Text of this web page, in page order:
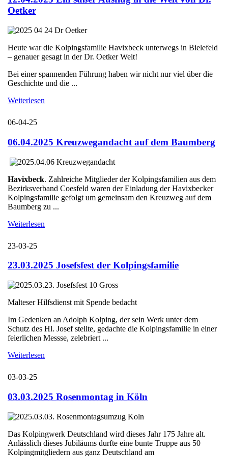
Oetker
Heute war die Kolpingsfamilie Havixbeck unterwegs in Bielefeld
– genauer gesagt in der Dr. Oetker Welt!
Bei einer spannenden Führung haben wir nicht nur viel über die
Geschichte und die ...
Weiterlesen
06-04-25
06.04.2025 Kreuzwegandacht auf dem Baumberg
Havixbeck. Zahlreiche Mitglieder der Kolpingsfamilien aus dem
Bezirksverband Coesfeld waren der Einladung der Havixbecker
Kolpingsfamilie gefolgt um gemeinsam den Kreuzweg auf dem
Baumberg zu ...
Weiterlesen
23-03-25
23.03.2025 Josefsfest der Kolpingsfamilie
Malteser Hilfsdienst mit Spende bedacht
Im Gedenken an Adolph Kolping, der sein Werk unter dem
Schutz des Hl. Josef stellte, gedachte die Kolpingsfamilie in einer
feierlichen Messse, zelebriert ...
Weiterlesen
03-03-25
03.03.2025 Rosenmontag in Köln
Das Kolpingwerk Deutschland wird dieses Jahr 175 Jahre alt.
Anlässlich dieses Jubiläums durfte eine bunte Truppe aus 50
Kolpingmitgliedern aus ganz Deutschland am